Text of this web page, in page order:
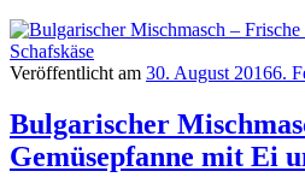
Veröffentlicht am 30. August 20166.
Bulgarischer
Gemüsepfanne mit Ei